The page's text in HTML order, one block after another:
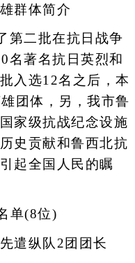
群体简介
二批在抗日战争
名著名抗日英烈和
入选12名之后，本
团体，另，我市鲁
家级抗战纪念设施
史贡献和鲁西北抗
起全国人民的瞩
单(8位)
纵队2团团长